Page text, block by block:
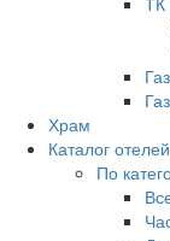
Храм
Каталог отелей
По